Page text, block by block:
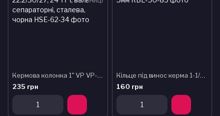
Кермова колонка 1" VP VP-H692W, різьбова, d 22.2/30/27, 24 TPI, вальниці сепараторні, сталева, чорна
235 грн
Кільце під винос керма 1-1/8" FSA SPACER ALLOY 5мм
160 грн